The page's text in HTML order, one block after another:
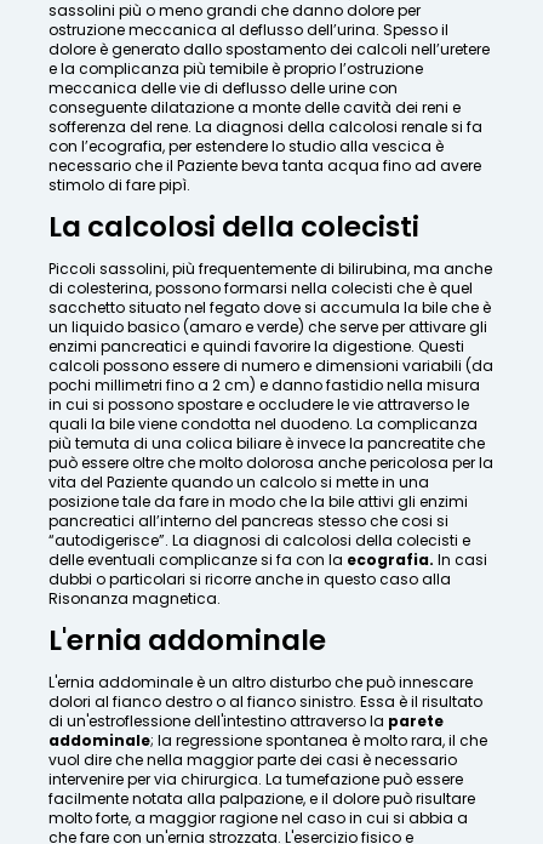
sassolini più o meno grandi che danno dolore per
ostruzione meccanica al deflusso dell’urina. Spesso il
dolore è generato dallo spostamento dei calcoli nell’uretere
e la complicanza più temibile è proprio l’ostruzione
meccanica delle vie di deflusso delle urine con
conseguente dilatazione a monte delle cavità dei reni e
sofferenza del rene. La diagnosi della calcolosi renale si fa
con l’ecografia, per estendere lo studio alla vescica è
necessario che il Paziente beva tanta acqua fino ad avere
stimolo di fare pipì.
La calcolosi della colecisti
Piccoli sassolini, più frequentemente di bilirubina, ma anche
di colesterina, possono formarsi nella colecisti che è quel
sacchetto situato nel fegato dove si accumula la bile che è
un liquido basico (amaro e verde) che serve per attivare gli
enzimi pancreatici e quindi favorire la digestione. Questi
calcoli possono essere di numero e dimensioni variabili (da
pochi millimetri fino a 2 cm) e danno fastidio nella misura
in cui si possono spostare e occludere le vie attraverso le
quali la bile viene condotta nel duodeno. La complicanza
più temuta di una colica biliare è invece la pancreatite che
può essere oltre che molto dolorosa anche pericolosa per la
vita del Paziente quando un calcolo si mette in una
posizione tale da fare in modo che la bile attivi gli enzimi
pancreatici all’interno del pancreas stesso che cosi si
“autodigerisce”. La diagnosi di calcolosi della colecisti e
delle eventuali complicanze si fa con la ecografia. In casi
dubbi o particolari si ricorre anche in questo caso alla
Risonanza magnetica.
L'ernia addominale
L'ernia addominale è un altro disturbo che può innescare
dolori al fianco destro o al fianco sinistro. Essa è il risultato
di un'estroflessione dell'intestino attraverso la parete
addominale; la regressione spontanea è molto rara, il che
vuol dire che nella maggior parte dei casi è necessario
intervenire per via chirurgica. La tumefazione può essere
facilmente notata alla palpazione, e il dolore può risultare
molto forte, a maggior ragione nel caso in cui si abbia a
che fare con un'ernia strozzata. L'esercizio fisico e